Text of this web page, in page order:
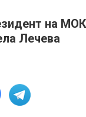
на
Лечева